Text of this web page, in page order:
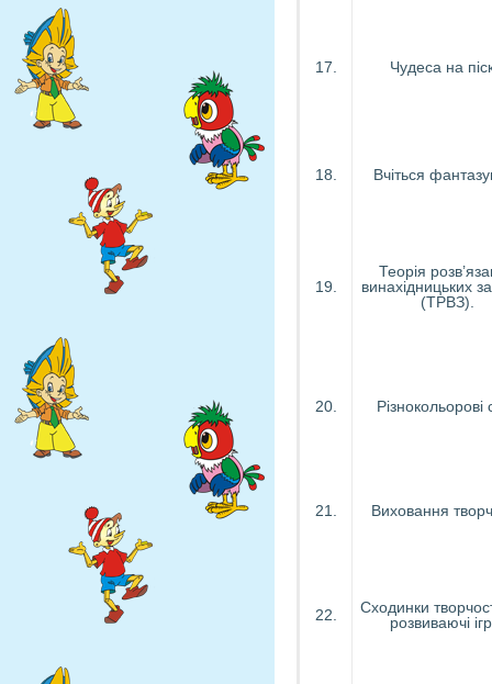
17. Чудеса на
18. Вчіться
19.
Теорія
винахідницьких
(ТРВЗ).
20. Різнокольорові
21. Виховання
22.
Сходинки
розвиваючі